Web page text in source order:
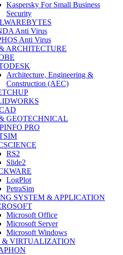
Kaspersky For Small Business
Security
Anti Virus
Anti Virus
ARCHITECTURE
Architecture, Engineering &
Construction (AEC)
GEOTECHNICAL
PRO
RS2
Slide2
LogPlot
PetraSim
SYSTEM & APPLICATION
Microsoft Office
Microsoft Server
Microsoft Windows
& VIRTUALIZATION